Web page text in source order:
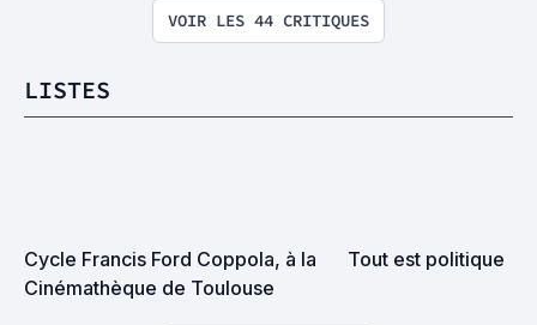
VOIR LES 44 CRITIQUES
LISTES
Cycle Francis Ford Coppola, à la
Cinémathèque de Toulouse
Tout est politique